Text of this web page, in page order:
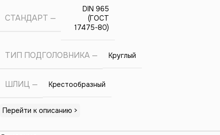
СТАНДАРТ
DIN 965
(ГОСТ
17475-80)
ТИП ПОДГОЛОВНИКА Круглый
ШЛИЦ Крестообразный
Перейти к описанию >